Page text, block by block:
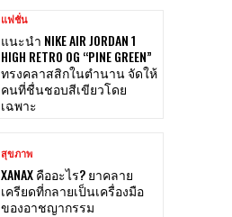
แฟชั่น
แนะนำ NIKE AIR JORDAN 1
HIGH RETRO OG “PINE GREEN”
ทรงคลาสสิกในตำนาน จัดให้
คนที่ชื่นชอบสีเขียวโดย
เฉพาะ
สุขภาพ
XANAX คืออะไร? ยาคลาย
เครียดที่กลายเป็นเครื่องมือ
ของอาชญากรรม